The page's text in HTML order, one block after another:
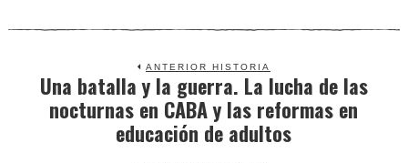
ANTERIOR HISTORIA
Previous
post:
Una batalla y la guerra. La lucha de las
nocturnas en CABA y las reformas en
educación de adultos